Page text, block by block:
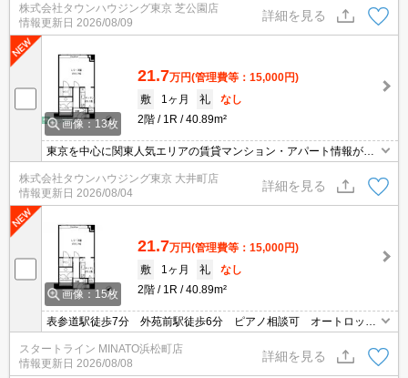
株式会社タウンハウジング東京 芝公園店
情報更新日 2026/08/09
詳細を見る
画像：13枚
21.7万円(管理費等：15,000円)
敷
1ヶ月 礼
なし
2階
1R 40.89m²
東京を中心に関東人気エリアの賃貸マンション・アパート情報が豊
富！ 直営140店舗以上の 独自のネットワークで最適なマンション・
アパートをお探しします！
株式会社タウンハウジング東京 大井町店
情報更新日 2026/08/04
詳細を見る
画像：15枚
21.7万円(管理費等：15,000円)
敷
1ヶ月 礼
なし
2階
1R 40.89m²
表参道駅徒歩7分 外苑前駅徒歩6分 ピアノ相談可 オートロッ
ク 宅配ロッカー 2口コンロ 浴室乾燥機
スタートライン MINATO浜松町店
情報更新日 2026/08/08
詳細を見る